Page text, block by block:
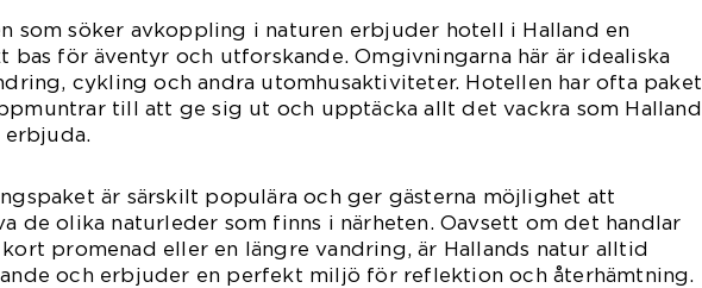
som söker avkoppling i naturen erbjuder hotell i Halland en
bas för äventyr och utforskande. Omgivningarna här är idealiska
cykling och andra utomhusaktiviteter. Hotellen har ofta paket
till att ge sig ut och upptäcka allt det vackra som Halland
erbjuda.
är särskilt populära och ger gästerna möjlighet att
de olika naturleder som finns i närheten. Oavsett om det handlar
promenad eller en längre vandring, är Hallands natur alltid
och erbjuder en perfekt miljö för reflektion och återhämtning.